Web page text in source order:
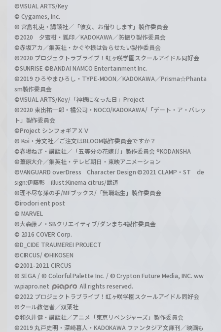
©VISUAL ARTS/Key
© Cygames, Inc.
© 宮島礼吏・講談社／「彼女、お借りします」製作委員会
©2020 夕蜜柑・狐印／KADOKAWA／防振り製作委員会
©赤坂アカ／集英社・かぐや様は告らせたい製作委員会
©2020 プロジェクトラブライブ！虹ヶ咲学園スクールアイドル同好会
©SUNRISE ©BANDAI NAMCO Entertainment Inc.
©2019 ひろやまひろし・TYPE-MOON／KADOKAWA／Prisma☆Phanta
sm製作委員会
©VISUAL ARTS/Key/「神様になった日」Project
©2020 東出祐一郎・橘公司・NOCO/KADOKAWA/「デート・ア・バレッ
ト」製作委員会
©Project シンフォギアＸＶ
© Koi・芳文社／ご注文はBLOOM製作委員会ですか？
©春場ねぎ・講談社／「五等分の花嫁∬」製作委員会 ®KODANSHA
©葦原大介／集英社・テレビ朝日・東映アニメーション
©VANGUARD overDress Character Design ©2021 CLAMP・ST de
sign:伊藤彰 illust:Kinema citrus/獣道
©理不尽な孫の手/MFブックス/「無職転生」製作委員会
©irodori ent post
© MARVEL
©大森藤ノ・SBクリエイティブ/ダンまち4製作委員会
© 2016 COVER Corp.
©D_CIDE TRAUMEREI PROJECT
©CIRCUS/ ©HIKOSEN
©2001-2021 CIRCUS
© SEGA / © Colorful Palette Inc. / © Crypton Future Media, INC. ww
w.piapro.net
All rights reserved.
©2022 プロジェクトラブライブ！虹ヶ咲学園スクールアイドル同好会
©クール教信者／双葉社
©和久井健・講談社／アニメ「東京リベンジャーズ」製作委員会
©2019 丸戸史明・深崎暮人・KADOKAWA ファンタジア文庫刊／映画も